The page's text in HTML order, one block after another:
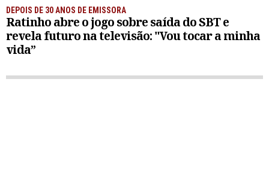
DEPOIS DE 30 ANOS DE EMISSORA
Ratinho abre o jogo sobre saída do SBT e
revela futuro na televisão: "Vou tocar a minha
vida”